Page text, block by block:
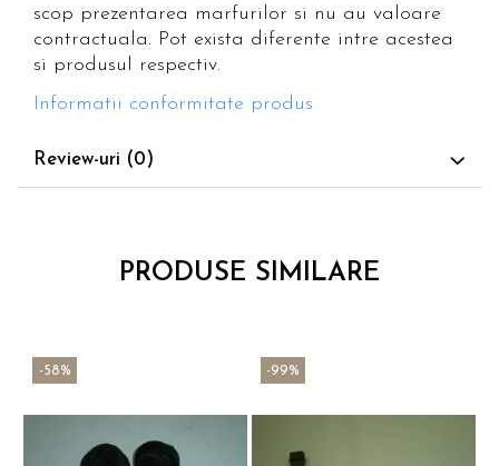
scop prezentarea marfurilor si nu au valoare
contractuala. Pot exista diferente intre acestea
si produsul respectiv.
Informatii conformitate produs
Review-uri (0)
PRODUSE SIMILARE
-58% -99%